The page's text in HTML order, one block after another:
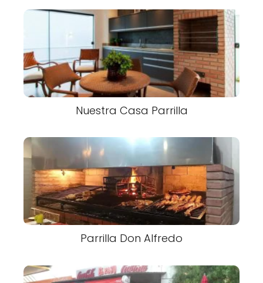
Nuestra Casa Parrilla
Parrilla Don Alfredo